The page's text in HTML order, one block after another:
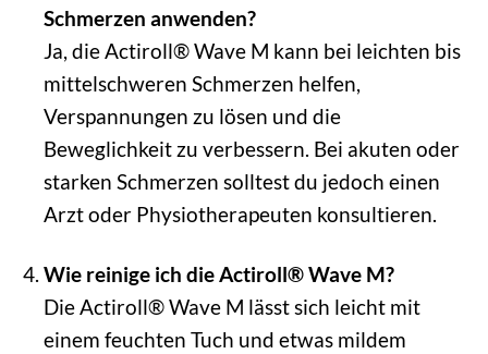
Schmerzen anwenden?
Ja, die Actiroll® Wave M kann bei leichten bis
mittelschweren Schmerzen helfen,
Verspannungen zu lösen und die
Beweglichkeit zu verbessern. Bei akuten oder
starken Schmerzen solltest du jedoch einen
Arzt oder Physiotherapeuten konsultieren.
Wie reinige ich die Actiroll® Wave M?
Die Actiroll® Wave M lässt sich leicht mit
einem feuchten Tuch und etwas mildem